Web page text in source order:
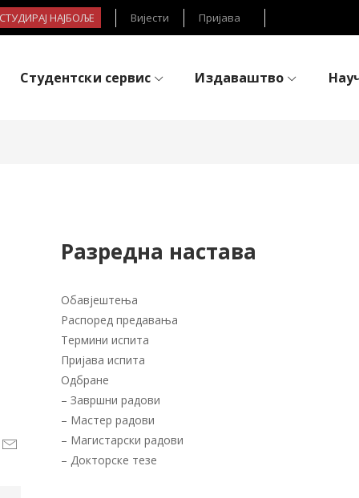
НАЈБОЉЕ Вијести Пријава
Студентски сервис Издаваштво
Разредна настава
Обавјештења
Распоред предавања
Термини испита
Пријава испита
Одбране
– Завршни радови
– Мастер радови
– Магистарски радови
– Докторске тезе